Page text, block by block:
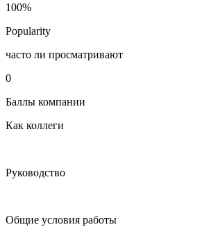
100%
Popularity
часто ли просматривают
0
Баллы компании
Как коллеги
Руководство
Общие условия работы